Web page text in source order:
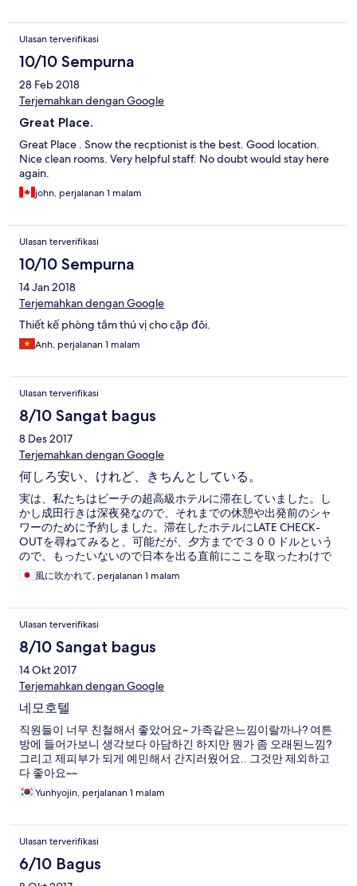
Ulasan terverifikasi
10/10 Sempurna
28 Feb 2018
Terjemahkan dengan Google
Great Place.
Great Place . Snow the recptionist is the best. Good location.
Nice clean rooms. Very helpful staff. No doubt would stay here
again.
john, perjalanan 1 malam
Ulasan terverifikasi
10/10 Sempurna
14 Jan 2018
Terjemahkan dengan Google
Thiết kế phòng tắm thú vị cho cặp đôi.
Anh, perjalanan 1 malam
Ulasan terverifikasi
8/10 Sangat bagus
8 Des 2017
Terjemahkan dengan Google
何しろ安い、けれど、きちんとしている。
実は、私たちはビーチの超高級ホテルに滞在していました。し
かし成田行きは深夜発なので、それまでの休憩や出発前のシャ
ワーのために予約しました。滞在したホテルにLATE CHECK-
OUTを尋ねてみると、可能だが、夕方までで３００ドルという
ので、もったいないので日本を出る直前にここを取ったわけで
す。大型コインロッカー件シャワールーム代わりや昼寝するス
ペースと割り切って予約しました。なにより１３００円ほどで
が、なんと３００円！！UPの話です、 あまりに安くて心配でし
たがレビューの評価も良く、応対や室内も質素ながらきちんと
しているところです。すぐ傍の大通りに出れば、さまざまなお
店があり便利だと思います。
風に吹かれて, perjalanan 1 malam
Ulasan terverifikasi
8/10 Sangat bagus
14 Okt 2017
Terjemahkan dengan Google
네모호텔
직원들이 너무 친철해서 좋았어요~ 가족같은느낌이랄까나? 여튼
방에 들어가보니 생각보다 아담하긴 하지만 뭔가 좀 오래된느낌?
그리고 제피부가 되게 예민해서 간지러웠어요.. 그것만 제외하고
다 좋아요~~
Yunhyojin, perjalanan 1 malam
Ulasan terverifikasi
6/10 Bagus